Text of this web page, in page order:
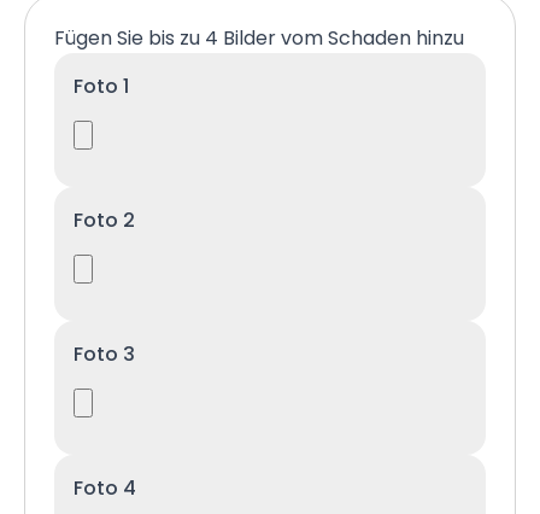
Fügen Sie bis zu 4 Bilder vom Schaden hinzu
Foto 1
Foto 2
Foto 3
Foto 4